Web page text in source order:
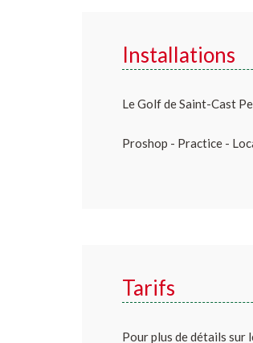
Installations
Le Golf de Saint-Cast
Proshop - Practice -
Tarifs
Pour plus de détails sur